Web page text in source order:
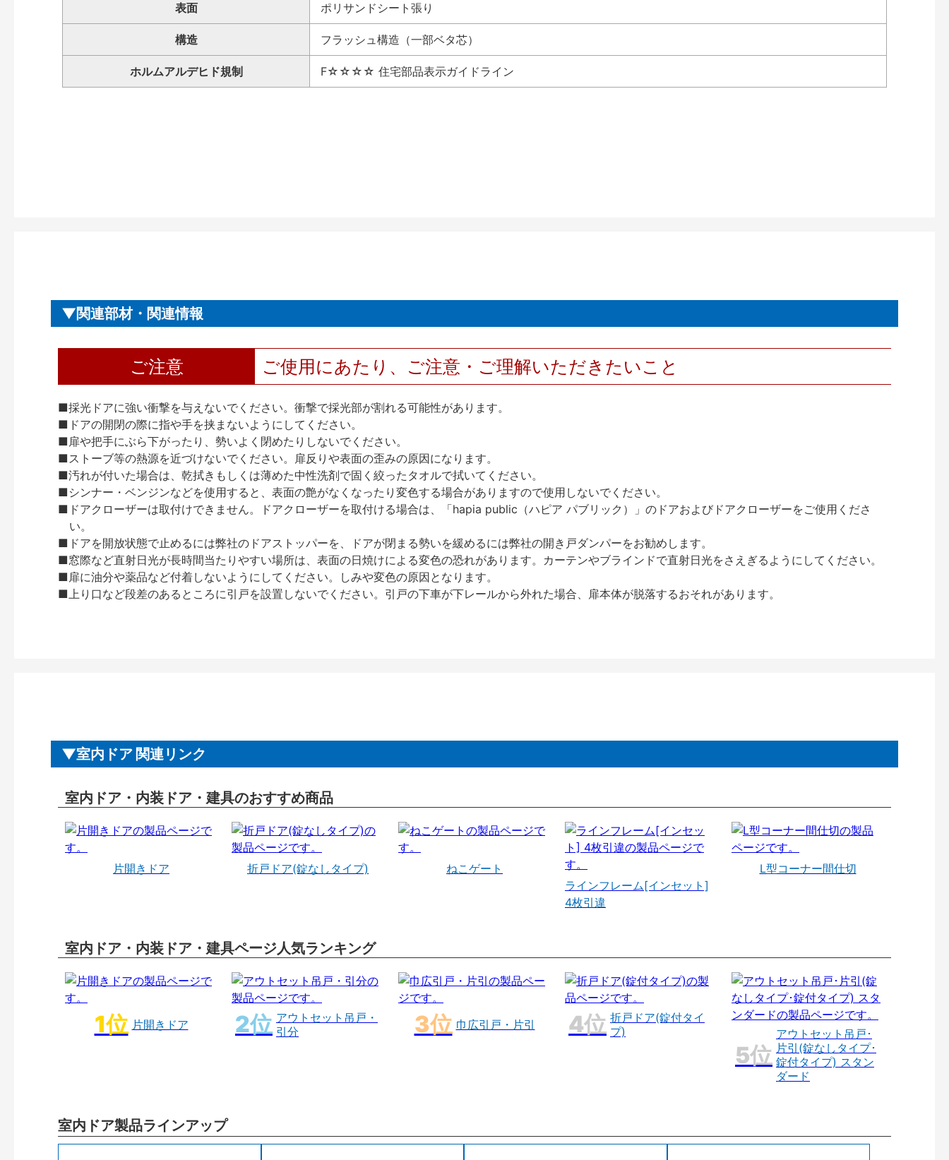
表面 ポリサンドシート張り
構造 フラッシュ構造（一部ベタ芯）
ホルムアルデヒド規制 F☆☆☆☆ 住宅部品表示ガイドライン
関連部材・関連情報
ご注意 ご使用にあたり、ご注意・ご理解いただきたいこと
■採光ドアに強い衝撃を与えないでください。衝撃で採光部が割れる可能性があります。
■ドアの開閉の際に指や手を挟まないようにしてください。
■扉や把手にぶら下がったり、勢いよく閉めたりしないでください。
■ストーブ等の熱源を近づけないでください。扉反りや表面の歪みの原因になります。
■汚れが付いた場合は、乾拭きもしくは薄めた中性洗剤で固く絞ったタオルで拭いてください。
■シンナー・ベンジンなどを使用すると、表面の艶がなくなったり変色する場合がありますので使用しないでください。
■ドアクローザーは取付けできません。ドアクローザーを取付ける場合は、「hapia public（ハピア パブリック）」のドアおよびドアクローザーをご使用くださ
い。
■ドアを開放状態で止めるには弊社のドアストッパーを、ドアが閉まる勢いを緩めるには弊社の開き戸ダンパーをお勧めします。
■窓際など直射日光が長時間当たりやすい場所は、表面の日焼けによる変色の恐れがあります。カーテンやブラインドで直射日光をさえぎるようにしてください。
■扉に油分や薬品など付着しないようにしてください。しみや変色の原因となります。
■上り口など段差のあるところに引戸を設置しないでください。引戸の下車が下レールから外れた場合、扉本体が脱落するおそれがあります。
室内ドア 関連リンク
室内ドア・内装ドア・建具のおすすめ商品
片開きドア 折戸ドア(錠なしタイプ)
ねこゲート
ラインフレーム[インセット]
4枚引違
L型コーナー間仕切
室内ドア・内装ドア・建具ページ人気ランキング
片開きドア
アウトセット吊戸・
引分
巾広引戸・片引
折戸ドア(錠付タイ
プ)
アウトセット吊戸･
片引(錠なしタイプ･
錠付タイプ) スタン
ダード
室内ドア製品ラインアップ